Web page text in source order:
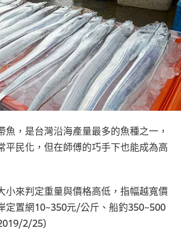
魚，是台灣沿海產量最多的魚種之一，
平民化，但在師傅的巧手下也能成為高
小來判定重量與價格高低，指幅越寬價
定置網10~350元/公斤、船釣350~500
2/25)